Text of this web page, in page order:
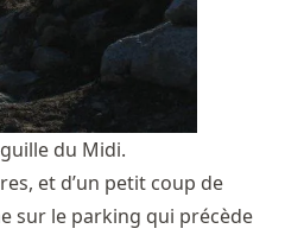
du Midi.
et d’un petit coup de
sur le parking qui précède